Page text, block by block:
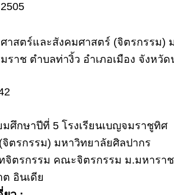
สตร์และสังคมศาสตร์ (จิตรกรรม)
ราช ตำบลท่างิ้ว อำเภอเมือง จังหวั
มศึกษาปีที่ 5 โรงเรียนเบญจมราชูทิศ
จิตรกรรม) มหาวิทยาลัยศิลปากร
ตรกรรม คณะจิตรกรรม ม.มหาราช
อินเดีย